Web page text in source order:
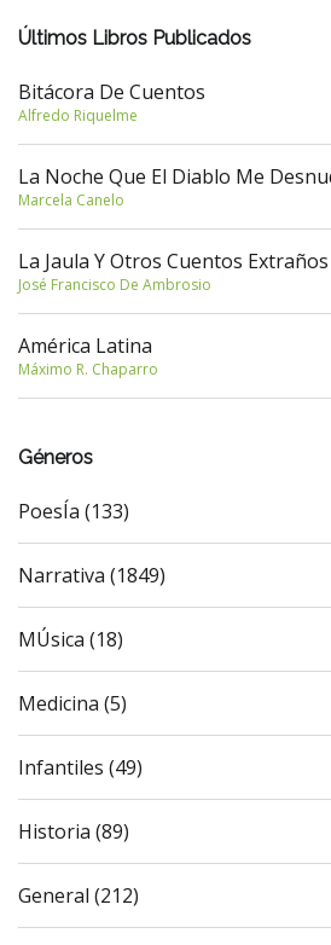
Últimos Libros Publicados
Bitácora De Cuentos
Alfredo Riquelme
La Noche Que El Diablo Me
Marcela Canelo
La Jaula Y Otros Cuentos Extraños
José Francisco De Ambrosio
América Latina
Máximo R. Chaparro
Géneros
PoesÍa (133)
Narrativa (1849)
MÚsica (18)
Medicina (5)
Infantiles (49)
Historia (89)
General (212)